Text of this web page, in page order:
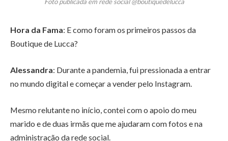
Hora da Fama: E como foram os primeiros passos da
Boutique de Lucca?
Alessandra: Durante a pandemia, fui pressionada a entrar
no mundo digital e começar a vender pelo Instagram.
Mesmo relutante no início, contei com o apoio do meu
marido e de duas irmãs que me ajudaram com fotos e na
administração da rede social.